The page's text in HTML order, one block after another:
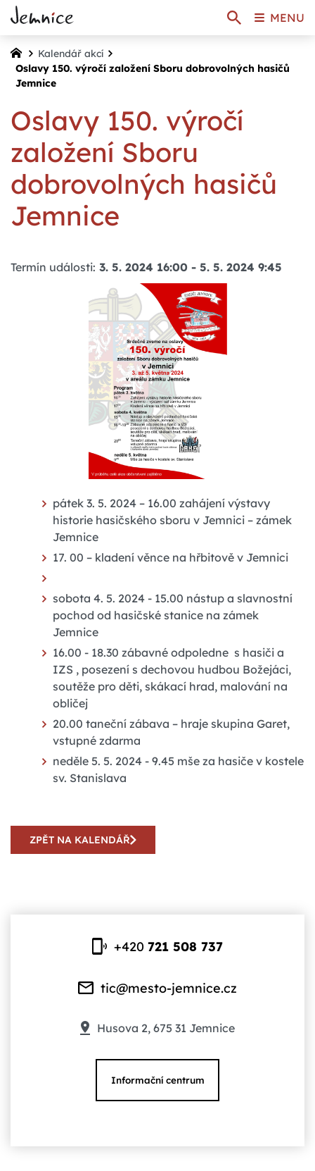
Kalendář akcí
Oslavy 150. výročí založení Sboru dobrovolných hasičů
Jemnice
Oslavy 150. výročí
založení Sboru
dobrovolných hasičů
Jemnice
Termín události: 3. 5. 2024 16:00 - 5. 5. 2024 9:45
pátek 3. 5. 2024 – 16.00 zahájení výstavy
historie hasičského sboru v Jemnici – zámek
Jemnice
17. 00 – kladení věnce na hřbitově v Jemnici
sobota 4. 5. 2024 - 15.00 nástup a slavnostní
pochod od hasičské stanice na zámek
Jemnice
16.00 - 18.30 zábavné odpoledne s hasiči a
IZS , posezení s dechovou hudbou Božejáci,
soutěže pro děti, skákací hrad, malování na
obličej
20.00 taneční zábava – hraje skupina Garet,
vstupné zdarma
neděle 5. 5. 2024 - 9.45 mše za hasiče v kostele
sv. Stanislava
ZPĚT NA KALENDÁŘ
+420721 508 737
tic@mesto-jemnice.cz
Husova 2, 675 31 Jemnice
Informační centrum
MENU